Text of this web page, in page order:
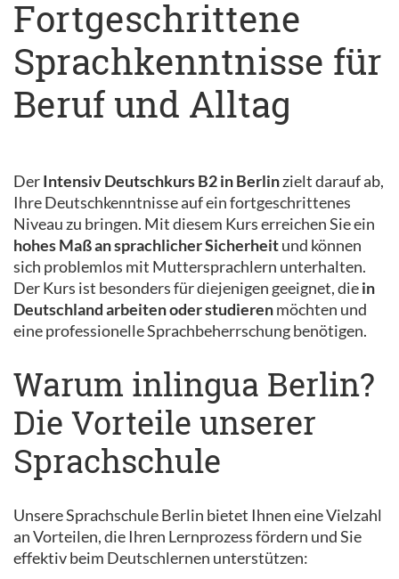
Fortgeschrittene
Sprachkenntnisse für
Beruf und Alltag
DerIntensiv Deutschkurs B2 in Berlinzielt darauf ab,
Ihre Deutschkenntnisse auf ein fortgeschrittenes
Niveau zu bringen. Mit diesem Kurs erreichen Sie ein
hohes Maß an sprachlicher Sicherheitund können
sich problemlos mit Muttersprachlern unterhalten.
Der Kurs ist besonders für diejenigen geeignet, diein
Deutschland arbeiten oder studierenmöchten und
eine professionelle Sprachbeherrschung benötigen.
Warum inlingua Berlin?
Die Vorteile unserer
Sprachschule
Unsere Sprachschule Berlin bietet Ihnen eine Vielzahl
an Vorteilen, die Ihren Lernprozess fördern und Sie
effektiv beim Deutschlernen unterstützen: